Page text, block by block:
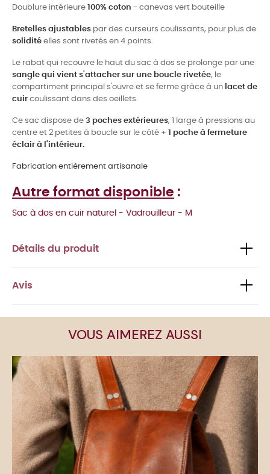
Doublure intérieure 100% coton - canevas vert bouteille
Bretelles ajustables par des curseurs coulissants, pour plus de
solidité elles sont rivetés en 4 points.
Le rabat qui recouvre le haut du sac à dos se prolonge par une
sangle qui vient s'attacher sur une boucle rivetée, le
compartiment principal s'ouvre et se ferme grâce à un lacet de
cuir coulissant dans des oeillets.
Ce sac dispose de 3 poches extérieures, 1 large à pressions au
centre et 2 petites à boucle sur le côté + 1 poche à fermeture
éclair à l'intérieur.
Fabrication entièrement artisanale
Autre format disponible :
Sac à dos en cuir naturel - Vadrouilleur - M
Détails du produit
Avis
VOUS AIMEREZ AUSSI